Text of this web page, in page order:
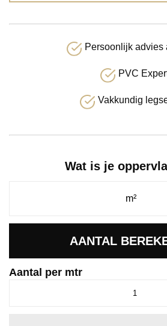
Persoonlijk advies
PVC
Vakkundig
Wat is je
AANTAL
Aantal per mtr